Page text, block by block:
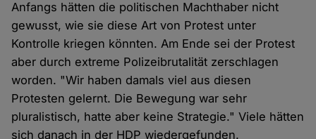
Anfangs hätten die politischen Machthaber nicht
gewusst, wie sie diese Art von Protest unter
Kontrolle kriegen könnten. Am Ende sei der Protest
aber durch extreme Polizeibrutalität zerschlagen
worden. "Wir haben damals viel aus diesen
Protesten gelernt. Die Bewegung war sehr
pluralistisch, hatte aber keine Strategie." Viele hätten
sich danach in der HDP wiedergefunden.